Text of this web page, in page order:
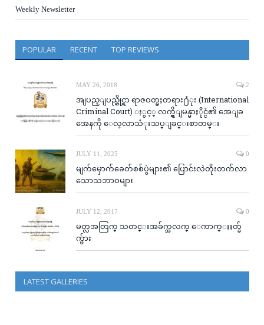
Weekly Newsletter
POPULAR RECENT TOP REVIEWS
MAY 26, 2018 2
အျပည္ျပည္ဆိုင္ရာ ရာဇဝတ္မႈတရား႐ံုး (International
Criminal Court) ႏွင့္ လက္ရွိျမန္မာႏိုင္ငံ၏ အေျခ
အေနကို ေလ့လာသံုးသပ္ျခင္းစာတမ္း
JULY 11, 2025 0
မျက်မှောက်ခေတ်စစ်ပွဲများ၏ ပြောင်းလဲတိုးတက်လာ
သောသဘာဝများ
JULY 12, 2017 0
မတ္လအတြက္ သတင္းအခ်က္အလက္ ေကာက္ႏႈတ္ခ်
က္မ်ား
LATEST GALLERIES